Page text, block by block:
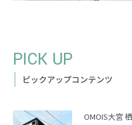
PICK UP
ピックアップコンテンツ
OMOIS大宮